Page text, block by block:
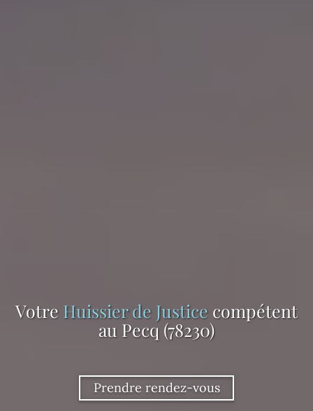
Votre Huissier de Justice compétent
au Pecq (78230)
Prendre rendez-vous